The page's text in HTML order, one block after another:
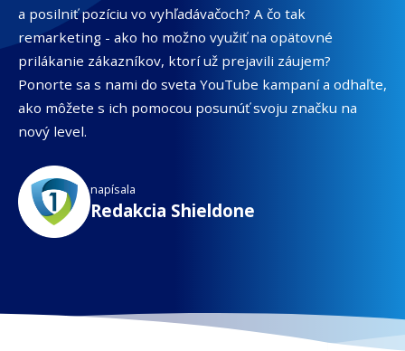
a posilniť pozíciu vo vyhľadávačoch? A čo tak
remarketing - ako ho možno využiť na opätovné
prilákanie zákazníkov, ktorí už prejavili záujem?
Ponorte sa s nami do sveta YouTube kampaní a odhaľte,
ako môžete s ich pomocou posunúť svoju značku na
nový level.
napísala
Redakcia Shieldone